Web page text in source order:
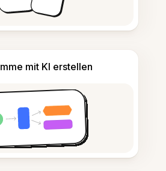
mit KI erstellen